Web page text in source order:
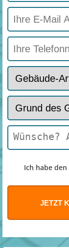
Ich habe den